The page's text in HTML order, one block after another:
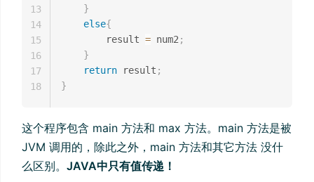
}
else{
        result
= num2 ;
}
return result ;
}
13
14
15
16
17
18
这个程序包含 main 方法和 max 方法。main 方法是被
JVM 调用的，除此之外，main 方法和其它方法 没什
么区别。 JAVA中只有值传递！